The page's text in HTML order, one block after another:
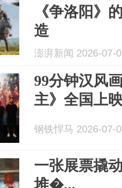
《争洛阳》
造
澎湃新闻 2026-07-
99分钟汉风
主》全国上
钢铁悍马 2026-07-
一张展票撬
堆�...